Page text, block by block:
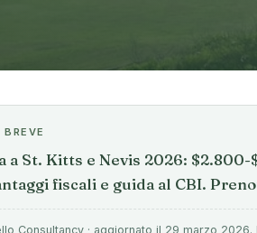
a St. Kitts e Nevis 2026:
fiscali e guida al CBI.
Consultancy · aggiornato il 29 marzo